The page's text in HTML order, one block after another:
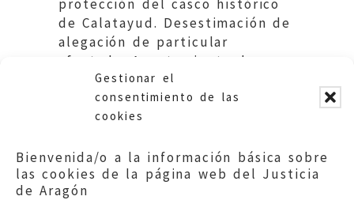
Gestionar el
consentimiento de las
cookies
Bienvenida/o a la información básica sobre
las cookies de la página web del Justicia
de Aragón
protección del casco histórico
de Calatayud. Desestimación de
alegación de particular
afectado. Ayuntamiento de
Calatayud.